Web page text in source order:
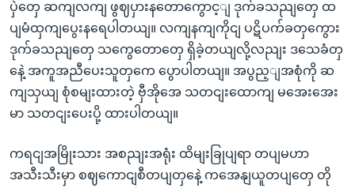
ပှဲတှေ ဆကျလကျ ဖွဈပှားနတောကွောင့ျ ဒုက်ခသညျတှေ ထ
ပျမံထှကျပွေးနရေပါတယျ။ လကျနကျကိုငျ ပဋိပက်ခတှကွေား
ဒုက်ခသညျတှေ သကွေတောတှေ ရှိခဲ့တယျလို့လညျး ဒသေခံတှ
နေဲ့ အကူအညီပေးသူတှကေ ပွောပါတယျ။ အပွည့ျအစုံကို ဆ
ကျသှယျ စုံစမျးထားတဲ့ ဗှီအိုအေ သတငျးထောကျ မအေးအေး
မာ သတငျးပေးပို့ ထားပါတယျ။
ကရငျအမြိုးသား အစညျးအရုံး ထိမျးခြုပျရာ တပျမဟာ
အသီးသီးမှာ စဈကောငျစီတပျတှနေဲ့ ကအေနျယူတပျတှေ တို